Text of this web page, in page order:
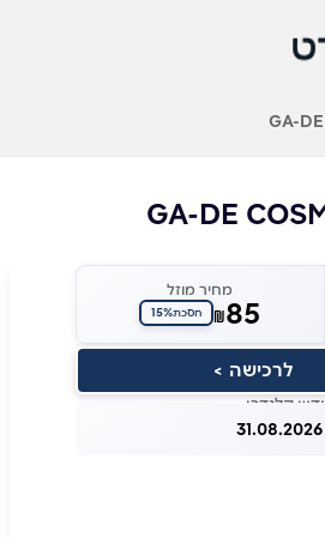
מחיר מוזל
₪85 חסכת15%
לרכישה >